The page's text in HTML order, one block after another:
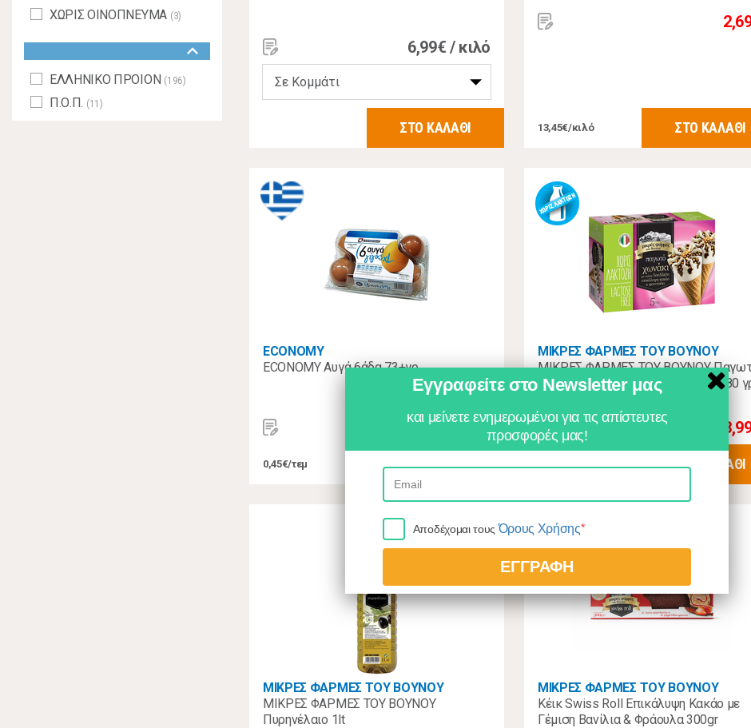
ΧΩΡΙΣ ΟΙΝΟΠΝΕΥΜΑ (3)
keyboard_arrow_down
ΕΛΛΗΝΙΚΟ ΠΡΟΙΟΝ (196)
Π.Ο.Π. (11)
6,99€ / κιλό
ΣΤΟ ΚΑΛΑΘΙ 13,45€/κιλό ΣΤΟ ΚΑΛΑΘΙ
ECONOMY
ECONOMY Αυγά 6άδα 73+γρ
2,69 €
0,45€/τεμ ΣΤΟ ΚΑΛΑΘΙ
ΜΙΚΡΕΣ ΦΑΡΜΕΣ ΤΟΥ ΒΟΥΝΟΥ
ΜΙΚΡΕΣ ΦΑΡΜΕΣ ΤΟΥ ΒΟΥΝΟΥ
Χωρίς Λακτόζη Χωνάκι Κακάο 5Χ80
9,98€/κιλό ΣΤΟ ΚΑΛΑΘΙ
ΜΙΚΡΕΣ ΦΑΡΜΕΣ ΤΟΥ ΒΟΥΝΟΥ
ΜΙΚΡΕΣ ΦΑΡΜΕΣ ΤΟΥ ΒΟΥΝΟΥ
Πυρηνέλαιο 1lt
ΜΙΚΡΕΣ ΦΑΡΜΕΣ ΤΟΥ ΒΟΥΝΟΥ
Κέικ Swiss Roll Επικάλυψη Κακάο με
Γέμιση Βανίλια & Φράουλα 300gr
Εγγραφείτε στο Newsletter μας
και μείνετε ενημερωμένοι για τις απίστευτες
προσφορές μας!
Αποδέχομαι τουςΌρους Χρήσης*
ΕΓΓΡΑΦΗ